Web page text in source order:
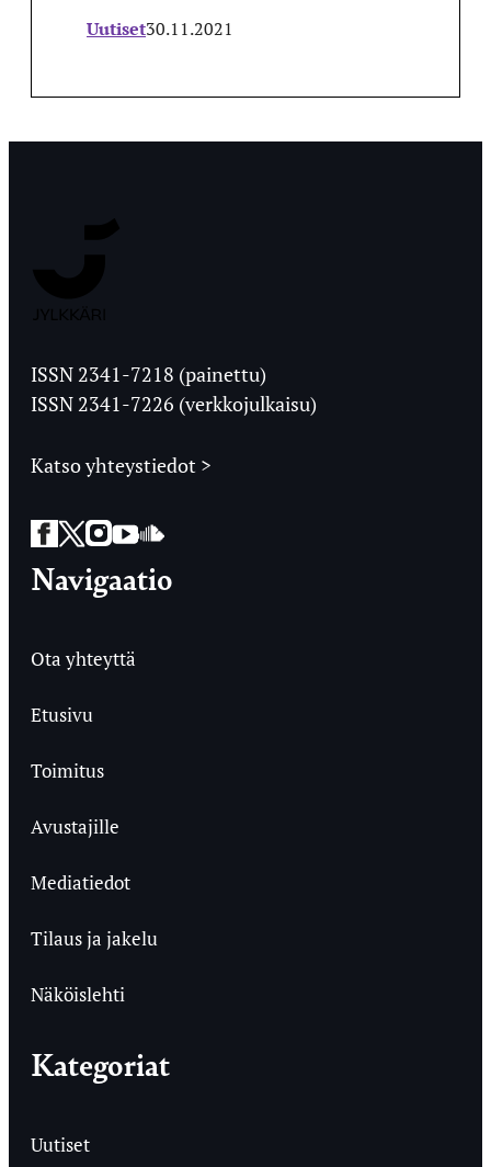
Uutiset30.11.2021
Ylioppilaslehti
ISSN 2341-7218 (painettu)
ISSN 2341-7226 (verkkojulkaisu)
Katso yhteystiedot >
Facebook
Twitter
Instagram
YouTube
SoundCloud
Navigaatio
Ota yhteyttä
Etusivu
Toimitus
Avustajille
Mediatiedot
Tilaus ja jakelu
Näköislehti
Kategoriat
Uutiset